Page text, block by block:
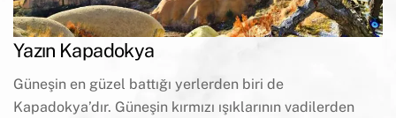
Yazın Kapadokya
Güneşin en güzel battığı yerlerden biri de
Kapadokya’dır. Güneşin kırmızı ışıklarının vadilerden